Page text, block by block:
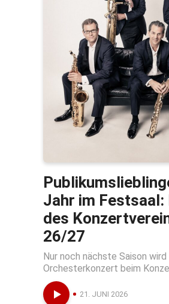
Jahr im Festsaal:
des
26/27
Nur noch nächste Saison
Orchesterkonzert beim
21. JUNI 2026